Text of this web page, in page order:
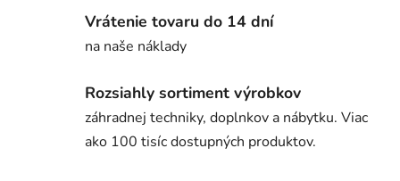
Vrátenie tovaru do 14 dní
na naše náklady
Rozsiahly sortiment výrobkov
záhradnej techniky, doplnkov a nábytku. Viac
ako 100 tisíc dostupných produktov.